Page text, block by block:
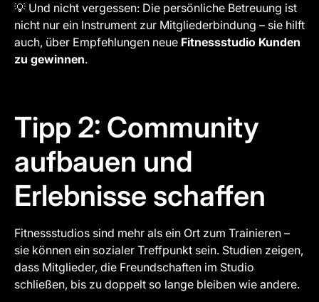
💡 Und nicht vergessen: Die persönliche Betreuung ist
nicht nur ein Instrument zur Mitgliederbindung – sie hilft
auch, über Empfehlungen neue Fitnessstudio Kunden
zu gewinnen.
Tipp 2: Community
aufbauen und
Erlebnisse schaffen
Fitnessstudios sind mehr als ein Ort zum Trainieren –
sie können ein sozialer Treffpunkt sein. Studien zeigen,
dass Mitglieder, die Freundschaften im Studio
schließen, bis zu doppelt so lange bleiben wie andere.